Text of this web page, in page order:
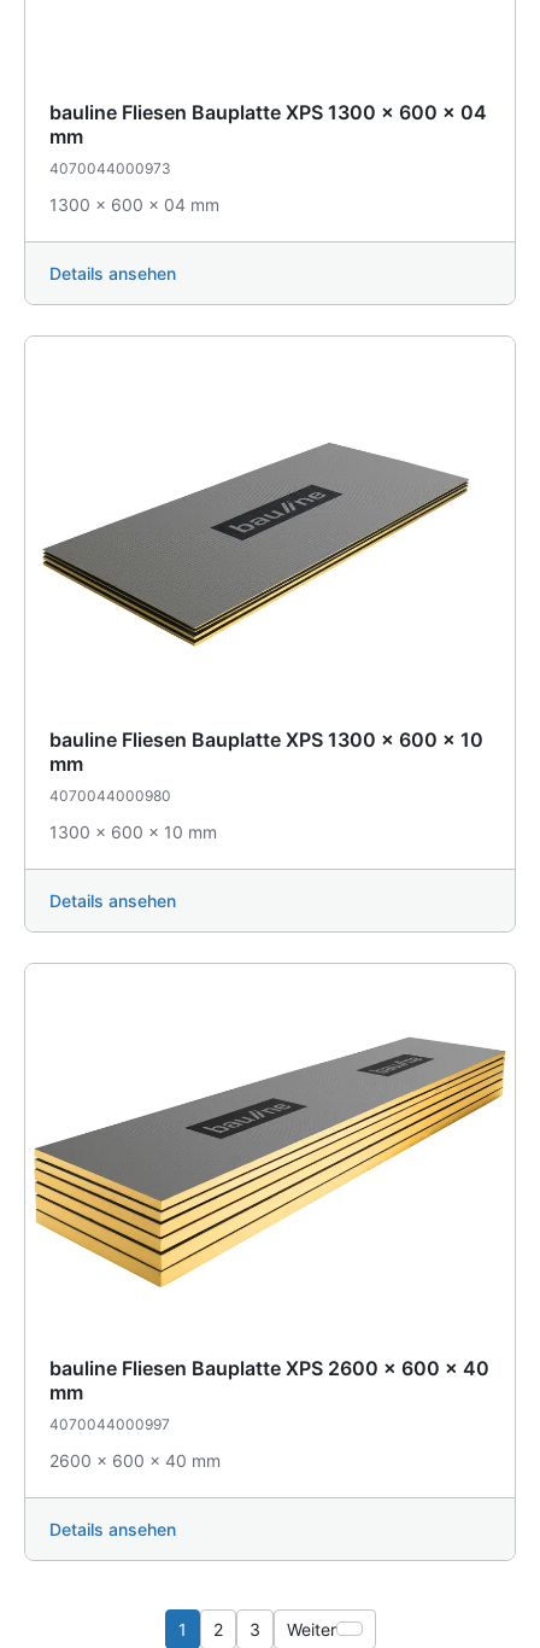
bauline Fliesen Bauplatte XPS 1300 x 600 x 04
mm
4070044000973
1300 x 600 x 04 mm
Details ansehen
bauline Fliesen Bauplatte XPS 1300 x 600 x 10
mm
4070044000980
1300 x 600 x 10 mm
Details ansehen
bauline Fliesen Bauplatte XPS 2600 x 600 x 40
mm
4070044000997
2600 x 600 x 40 mm
Details ansehen
1 2 3 Weiter